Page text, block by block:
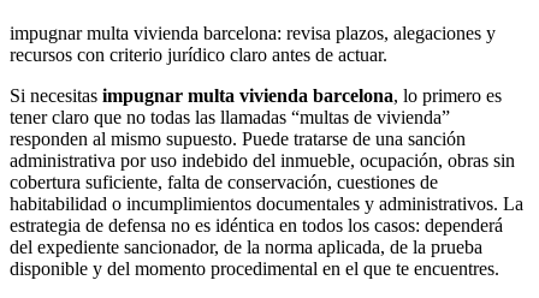
impugnar multa vivienda barcelona: revisa plazos, alegaciones y
recursos con criterio jurídico claro antes de actuar.
Si necesitas impugnar multa vivienda barcelona, lo primero es
tener claro que no todas las llamadas “multas de vivienda”
responden al mismo supuesto. Puede tratarse de una sanción
administrativa por uso indebido del inmueble, ocupación, obras sin
cobertura suficiente, falta de conservación, cuestiones de
habitabilidad o incumplimientos documentales y administrativos. La
estrategia de defensa no es idéntica en todos los casos: dependerá
del expediente sancionador, de la norma aplicada, de la prueba
disponible y del momento procedimental en el que te encuentres.